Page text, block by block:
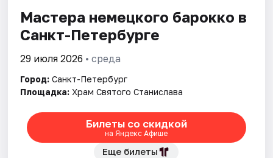
Мастера немецкого барокко в
Санкт-Петербурге
29 июля 2026 • среда
Город: Санкт-Петербург
Площадка: Храм Святого Станислава
Билеты со скидкой
на Яндекс Афише
Еще билеты